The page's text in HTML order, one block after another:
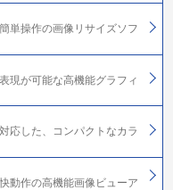
単操作の画像リサイズソフ
現が可能な高機能グラフィ
応した、コンパクトなカラ
動作の高機能画像ビューア